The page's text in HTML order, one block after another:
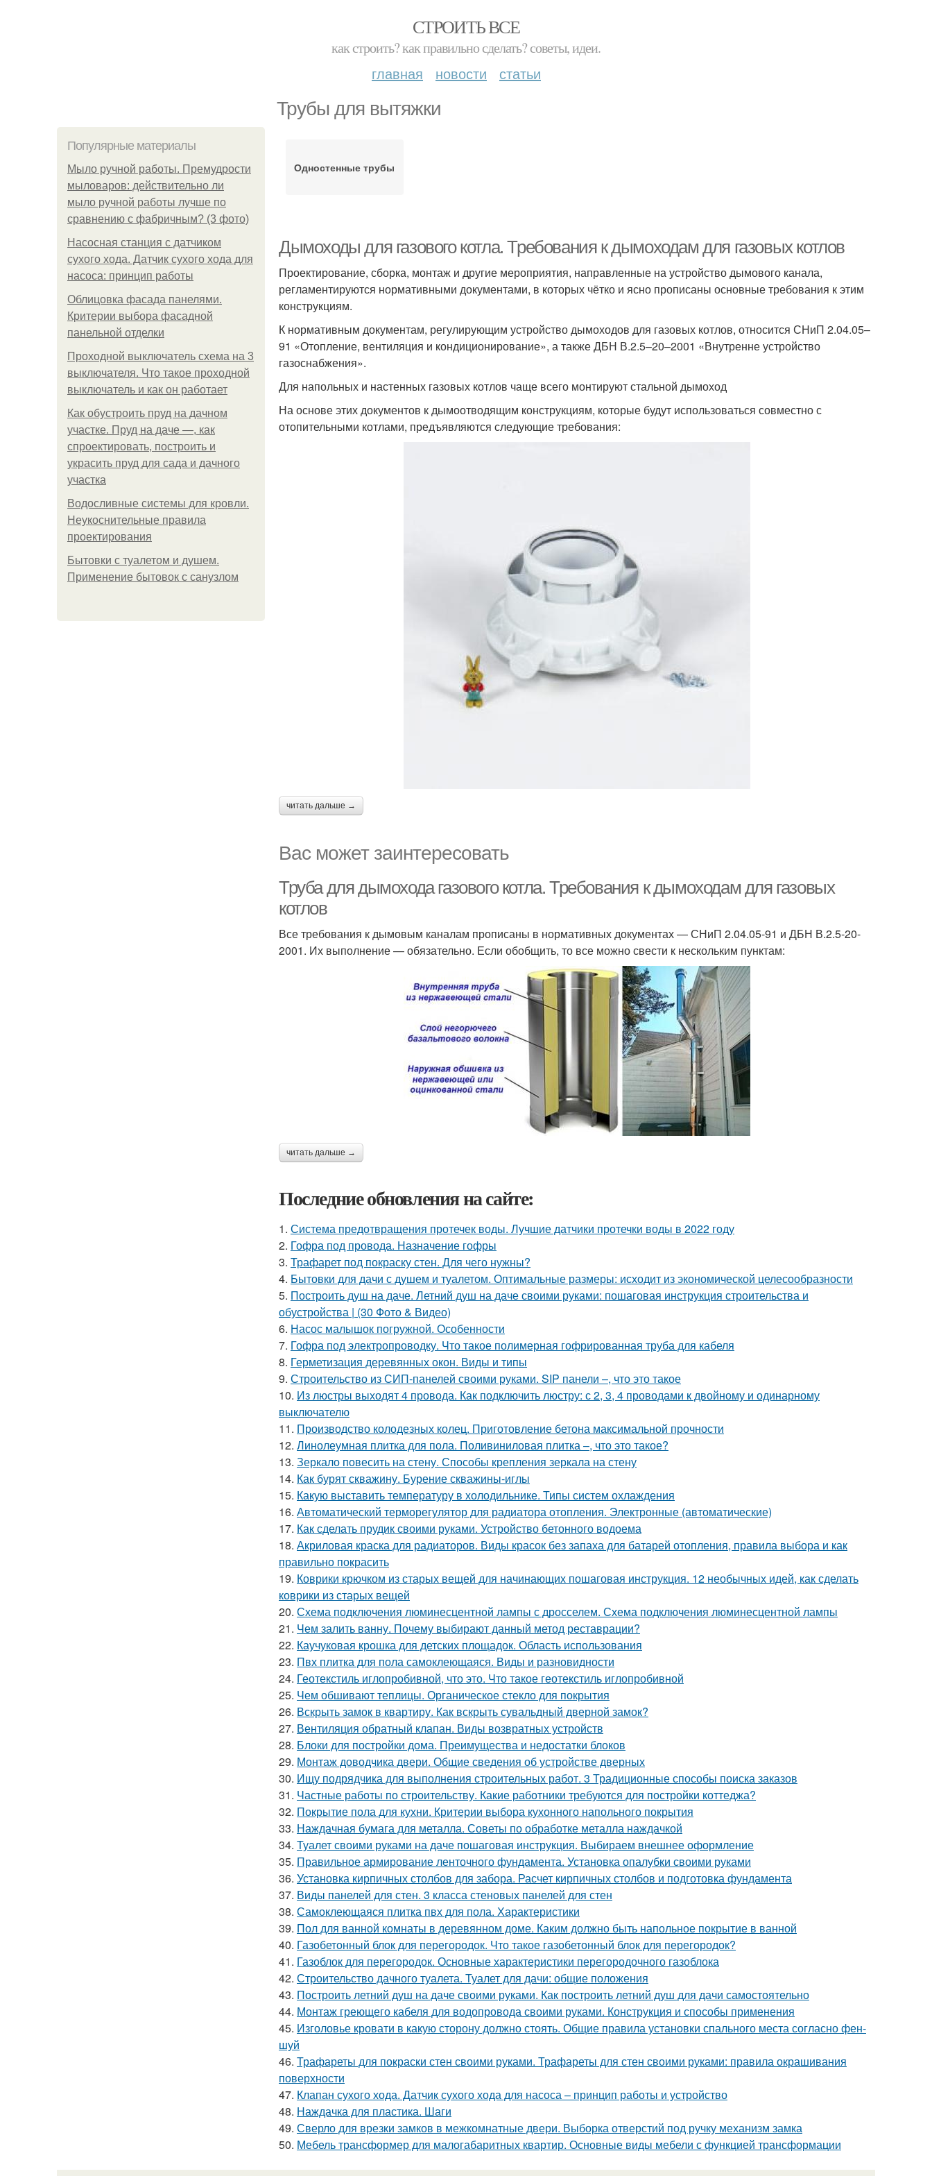
СТРОИТЬ ВСЕ
как строить? как правильно сделать? советы, идеи.
главная новости статьи
Трубы для вытяжки
Популярные материалы
Мыло ручной работы. Премудрости
мыловаров: действительно ли
мыло ручной работы лучше по
сравнению с фабричным? (3 фото)
Насосная станция с датчиком
сухого хода. Датчик сухого хода для
насоса: принцип работы
Облицовка фасада панелями.
Критерии выбора фасадной
панельной отделки
Проходной выключатель схема на 3
выключателя. Что такое проходной
выключатель и как он работает
Как обустроить пруд на дачном
участке. Пруд на даче —, как
спроектировать, построить и
украсить пруд для сада и дачного
участка
Водосливные системы для кровли.
Неукоснительные правила
проектирования
Бытовки с туалетом и душем.
Применение бытовок с санузлом
Одностенные трубы
Дымоходы для газового котла. Требования к дымоходам для газовых котлов
Проектирование, сборка, монтаж и другие мероприятия, направленные на устройство дымового канала,
регламентируются нормативными документами, в которых чётко и ясно прописаны основные требования к этим
конструкциям.
К нормативным документам, регулирующим устройство дымоходов для газовых котлов, относится СНиП 2.04.05–
91 «Отопление, вентиляция и кондиционирование», а также ДБН В.2.5–20–2001 «Внутренне устройство
газоснабжения».
Для напольных и настенных газовых котлов чаще всего монтируют стальной дымоход
На основе этих документов к дымоотводящим конструкциям, которые будут использоваться совместно с
отопительными котлами, предъявляются следующие требования:
читать дальше →
Вас может заинтересовать
Труба для дымохода газового котла. Требования к дымоходам для газовых
котлов
Все требования к дымовым каналам прописаны в нормативных документах — СНиП 2.04.05-91 и ДБН В.2.5-20-
2001. Их выполнение — обязательно. Если обобщить, то все можно свести к нескольким пунктам:
читать дальше →
Последние обновления на сайте:
1. Система предотвращения протечек воды. Лучшие датчики протечки воды в 2022 году
2. Гофра под провода. Назначение гофры
3. Трафарет под покраску стен. Для чего нужны?
4. Бытовки для дачи с душем и туалетом. Оптимальные размеры: исходит из экономической целесообразности
5. Построить душ на даче. Летний душ на даче своими руками: пошаговая инструкция строительства и
обустройства | (30 Фото & Видео)
6. Насос малышок погружной. Особенности
7. Гофра под электропроводку. Что такое полимерная гофрированная труба для кабеля
8. Герметизация деревянных окон. Виды и типы
9. Строительство из СИП-панелей своими руками. SIP панели –, что это такое
10. Из люстры выходят 4 провода. Как подключить люстру: с 2, 3, 4 проводами к двойному и одинарному
выключателю
11. Производство колодезных колец. Приготовление бетона максимальной прочности
12. Линолеумная плитка для пола. Поливиниловая плитка –, что это такое?
13. Зеркало повесить на стену. Способы крепления зеркала на стену
14. Как бурят скважину. Бурение скважины-иглы
15. Какую выставить температуру в холодильнике. Типы систем охлаждения
16. Автоматический терморегулятор для радиатора отопления. Электронные (автоматические)
17. Как сделать прудик своими руками. Устройство бетонного водоема
18. Акриловая краска для радиаторов. Виды красок без запаха для батарей отопления, правила выбора и как
правильно покрасить
19. Коврики крючком из старых вещей для начинающих пошаговая инструкция. 12 необычных идей, как сделать
коврики из старых вещей
20. Схема подключения люминесцентной лампы с дросселем. Схема подключения люминесцентной лампы
21. Чем залить ванну. Почему выбирают данный метод реставрации?
22. Каучуковая крошка для детских площадок. Область использования
23. Пвх плитка для пола самоклеющаяся. Виды и разновидности
24. Геотекстиль иглопробивной, что это. Что такое геотекстиль иглопробивной
25. Чем обшивают теплицы. Органическое стекло для покрытия
26. Вскрыть замок в квартиру. Как вскрыть сувальдный дверной замок?
27. Вентиляция обратный клапан. Виды возвратных устройств
28. Блоки для постройки дома. Преимущества и недостатки блоков
29. Монтаж доводчика двери. Общие сведения об устройстве дверных
30. Ищу подрядчика для выполнения строительных работ. 3 Традиционные способы поиска заказов
31. Частные работы по строительству. Какие работники требуются для постройки коттеджа?
32. Покрытие пола для кухни. Критерии выбора кухонного напольного покрытия
33. Наждачная бумага для металла. Советы по обработке металла наждачкой
34. Туалет своими руками на даче пошаговая инструкция. Выбираем внешнее оформление
35. Правильное армирование ленточного фундамента. Установка опалубки своими руками
36. Установка кирпичных столбов для забора. Расчет кирпичных столбов и подготовка фундамента
37. Виды панелей для стен. 3 класса стеновых панелей для стен
38. Самоклеющаяся плитка пвх для пола. Характеристики
39. Пол для ванной комнаты в деревянном доме. Каким должно быть напольное покрытие в ванной
40. Газобетонный блок для перегородок. Что такое газобетонный блок для перегородок?
41. Газоблок для перегородок. Основные характеристики перегородочного газоблока
42. Строительство дачного туалета. Туалет для дачи: общие положения
43. Построить летний душ на даче своими руками. Как построить летний душ для дачи самостоятельно
44. Монтаж греющего кабеля для водопровода своими руками. Конструкция и способы применения
45. Изголовье кровати в какую сторону должно стоять. Общие правила установки спального места согласно фен-
шуй
46. Трафареты для покраски стен своими руками. Трафареты для стен своими руками: правила окрашивания
поверхности
47. Клапан сухого хода. Датчик сухого хода для насоса – принцип работы и устройство
48. Наждачка для пластика. Шаги
49. Сверло для врезки замков в межкомнатные двери. Выборка отверстий под ручку механизм замка
50. Мебель трансформер для малогабаритных квартир. Основные виды мебели с функцией трансформации